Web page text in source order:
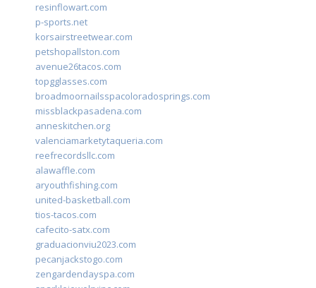
resinflowart.com
p-sports.net
korsairstreetwear.com
petshopallston.com
avenue26tacos.com
topgglasses.com
broadmoornailsspacoloradosprings.com
missblackpasadena.com
anneskitchen.org
valenciamarketytaqueria.com
reefrecordsllc.com
alawaffle.com
aryouthfishing.com
united-basketball.com
tios-tacos.com
cafecito-satx.com
graduacionviu2023.com
pecanjackstogo.com
zengardendayspa.com